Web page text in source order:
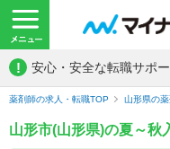
! 安心・安全な転職サポ
薬剤師の求人・転職TOP 山形県の薬
山形市(山形県)の夏～秋